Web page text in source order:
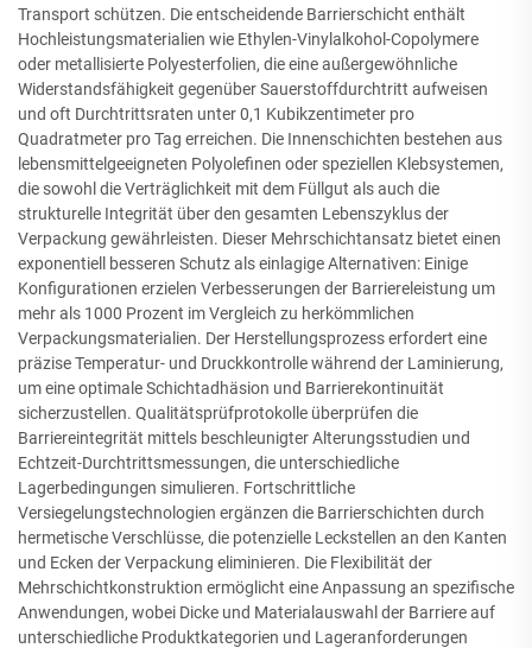
Transport schützen. Die entscheidende Barrierschicht enthält
Hochleistungsmaterialien wie Ethylen-Vinylalkohol-Copolymere
oder metallisierte Polyesterfolien, die eine außergewöhnliche
Widerstandsfähigkeit gegenüber Sauerstoffdurchtritt aufweisen
und oft Durchtrittsraten unter 0,1 Kubikzentimeter pro
Quadratmeter pro Tag erreichen. Die Innenschichten bestehen aus
lebensmittelgeeigneten Polyolefinen oder speziellen Klebsystemen,
die sowohl die Verträglichkeit mit dem Füllgut als auch die
strukturelle Integrität über den gesamten Lebenszyklus der
Verpackung gewährleisten. Dieser Mehrschichtansatz bietet einen
exponentiell besseren Schutz als einlagige Alternativen: Einige
Konfigurationen erzielen Verbesserungen der Barriereleistung um
mehr als 1000 Prozent im Vergleich zu herkömmlichen
Verpackungsmaterialien. Der Herstellungsprozess erfordert eine
präzise Temperatur- und Druckkontrolle während der Laminierung,
um eine optimale Schichtadhäsion und Barrierekontinuität
sicherzustellen. Qualitätsprüfprotokolle überprüfen die
Barriereintegrität mittels beschleunigter Alterungsstudien und
Echtzeit-Durchtrittsmessungen, die unterschiedliche
Lagerbedingungen simulieren. Fortschrittliche
Versiegelungstechnologien ergänzen die Barrierschichten durch
hermetische Verschlüsse, die potenzielle Leckstellen an den Kanten
und Ecken der Verpackung eliminieren. Die Flexibilität der
Mehrschichtkonstruktion ermöglicht eine Anpassung an spezifische
Anwendungen, wobei Dicke und Materialauswahl der Barriere auf
unterschiedliche Produktkategorien und Lageranforderungen